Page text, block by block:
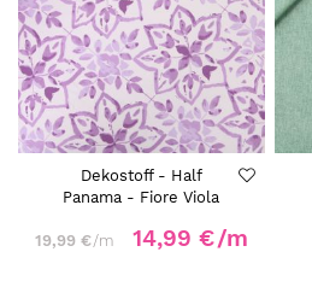
Dekostoff - Half
Panama - Fiore Viola
19,99 €/m 14,99 €/m